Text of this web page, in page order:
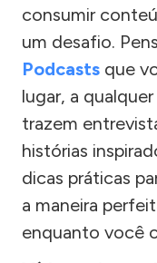
consumir
um desafio.
Podcasts que
lugar, a
trazem
histórias
dicas práticas
a maneira
enquanto você